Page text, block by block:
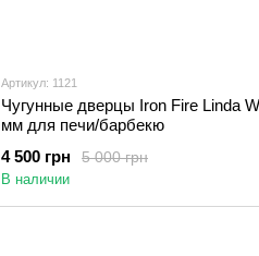
Артикул: 1121
Чугунные дверцы Iron Fire Linda
мм для печи/барбекю
5 000 грн
4 500 грн
В наличии